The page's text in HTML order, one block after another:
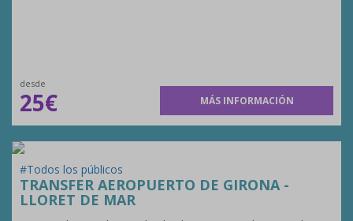
desde
25€ MÁS INFORMACIÓN
#Todos los públicos
TRANSFER AEROPUERTO DE GIRONA -
LLORET DE MAR